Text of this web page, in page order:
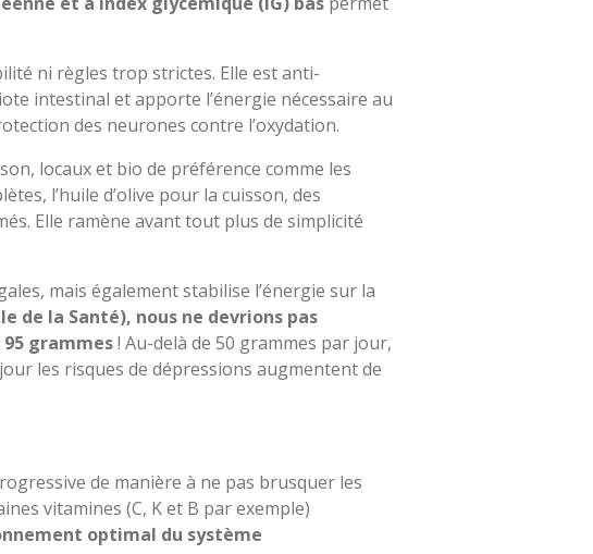
ni règles trop strictes. Elle est anti-
intestinal et apporte l’énergie nécessaire au
des neurones contre l’oxydation.
locaux et bio de préférence comme les
l’huile d’olive pour la cuisson, des
Elle ramène avant tout plus de simplicité
mais également stabilise l’énergie sur la
de la Santé), nous ne devrions pas
grammes! Au-delà de 50 grammes par jour,
les risques de dépressions augmentent de
de manière à ne pas brusquer les
vitamines (C, K et B par exemple)
optimal du système